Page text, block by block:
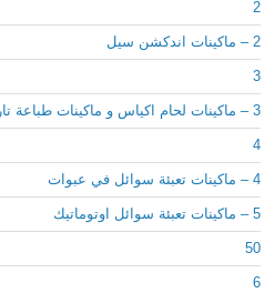
2
2 – ماكينات اندكشن سيل
3
3 – ماكينات لحام اكياس و ماكينات طباعة تاريخ انتاج
4
4 – ماكينات تعبئة سوائل في عبوات
5 – ماكينات تعبئة سوائل اوتوماتيك
50
6